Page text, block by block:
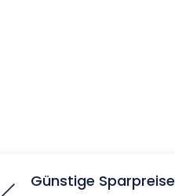
Günstige Sparpreise